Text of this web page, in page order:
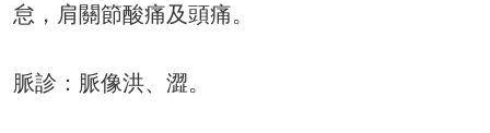
怠，肩關節酸痛及頭痛。
脈診：脈像洪、澀。